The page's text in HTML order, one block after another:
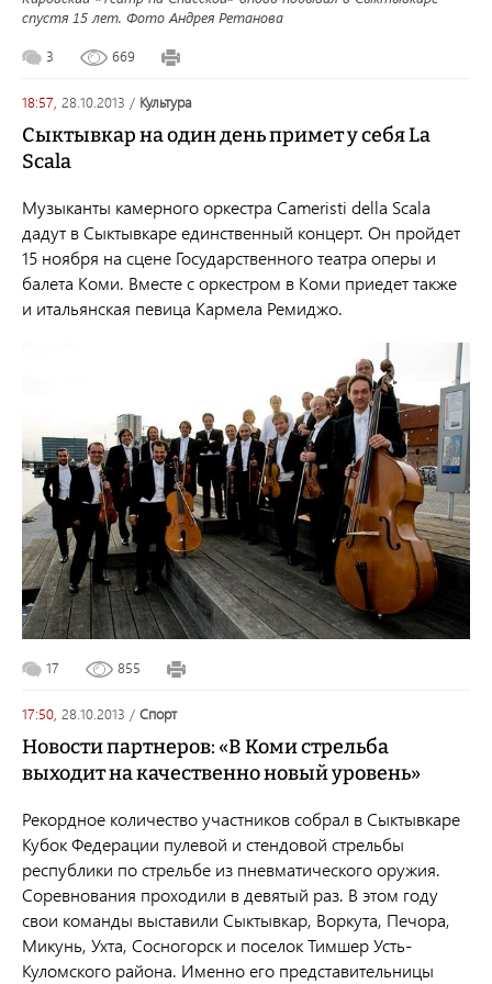
спустя 15 лет. Фото Андрея Ретанова
3 669
18:57, 28.10.2013 / культура
Сыктывкар на один день примет у себя La
Scala
Музыканты камерного оркестра Cameristi della Scala
дадут в Сыктывкаре единственный концерт. Он пройдет
15 ноября на сцене Государственного театра оперы и
балета Коми. Вместе с оркестром в Коми приедет также
и итальянская певица Кармела Ремиджо.
17 855
17:50, 28.10.2013 / спорт
Новости партнеров: «В Коми стрельба
выходит на качественно новый уровень»
Рекордное количество участников собрал в Сыктывкаре
Кубок Федерации пулевой и стендовой стрельбы
республики по стрельбе из пневматического оружия.
Соревнования проходили в девятый раз. В этом году
свои команды выставили Сыктывкар, Воркута, Печора,
Микунь, Ухта, Сосногорск и поселок Тимшер Усть-
Куломского района. Именно его представительницы